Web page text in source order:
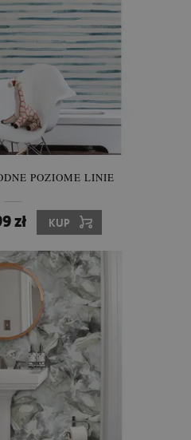
POZIOME LINIE
zł KUP